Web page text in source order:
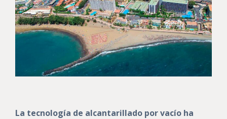
La tecnología de alcantarillado por vacío ha